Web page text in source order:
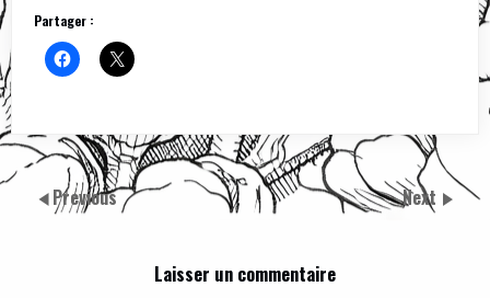
Partager :
Previous Next
Laisser un commentaire